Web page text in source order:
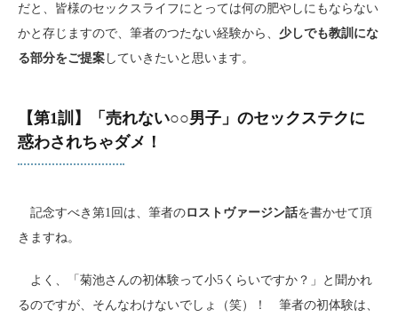
だと、皆様のセックスライフにとっては何の肥やしにもならない
かと存じますので、筆者のつたない経験から、 少しでも教訓にな
る部分をご提案 していきたいと思います。
【第1訓】「売れない○○男子」のセックステクに
惑わされちゃダメ！
記念すべき第1回は、筆者のロストヴァージン話を書かせて頂
きますね。
よく、「菊池さんの初体験って小5くらいですか？」と聞かれ
るのですが、そんなわけないでしょ（笑）！ 筆者の初体験は、